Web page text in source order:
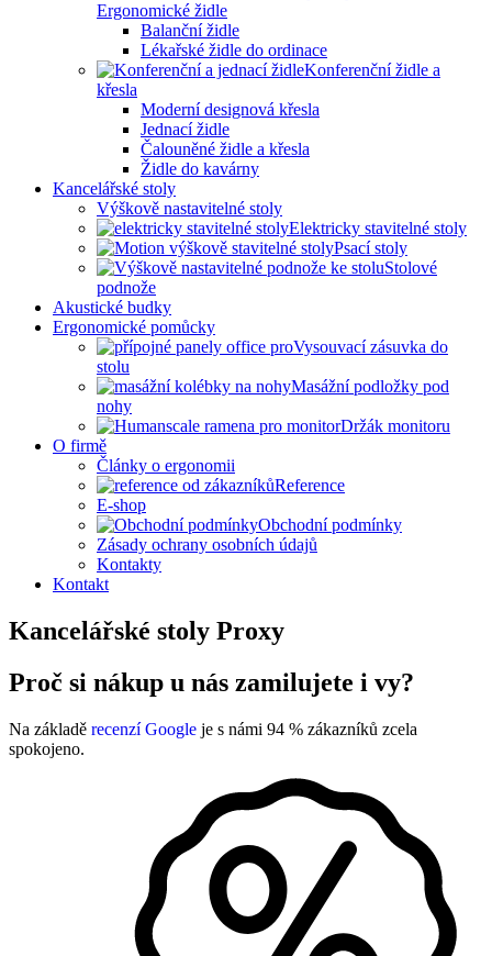
Ergonomické židle
Balanční židle
Lékařské židle do ordinace
Konferenční židle a
křesla
Moderní designová křesla
Jednací židle
Čalouněné židle a křesla
Židle do kavárny
Kancelářské stoly
Výškově nastavitelné stoly
Elektricky stavitelné stoly
Psací stoly
Stolové
podnože
Akustické budky
Ergonomické pomůcky
Vysouvací zásuvka do
stolu
Masážní podložky pod
nohy
Držák monitoru
O firmě
Články o ergonomii
Reference
E-shop
Obchodní podmínky
Zásady ochrany osobních údajů
Kontakty
Kontakt
Kancelářské stoly Proxy
Proč si nákup u nás zamilujete i vy?
Na základě recenzí Google je s námi 94 % zákazníků zcela
spokojeno.